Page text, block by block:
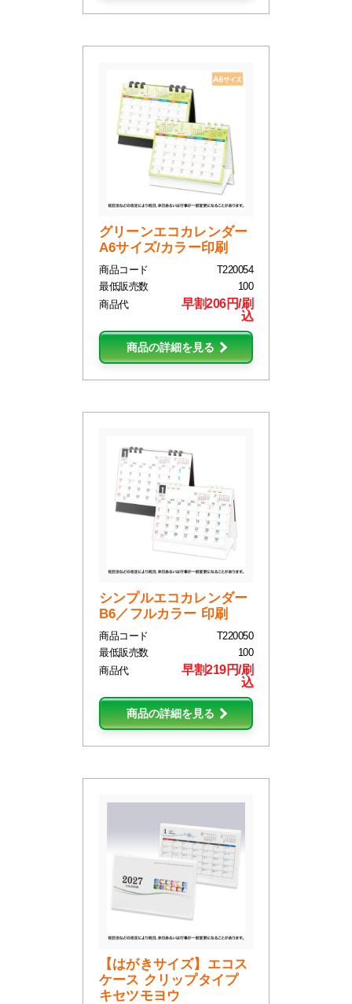
グリーンエコカレンダー
A6サイズ/カラー印刷
商品コード
T220054
最低販売数
100
商品代
早割206円/刷
込
商品の詳細を見る
シンプルエコカレンダー
B6／フルカラー 印刷
商品コード
T220050
最低販売数
100
商品代
早割219円/刷
込
商品の詳細を見る
【はがきサイズ】エコス
ケース クリップタイプ
キセツモヨウ